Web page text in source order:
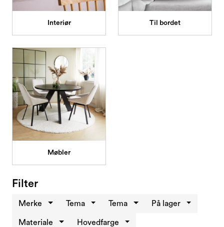
Interiør Til bordet
Møbler
Filter
Merke Tema Tema På lager
Materiale Hovedfarge
Kampanjer og Outlet